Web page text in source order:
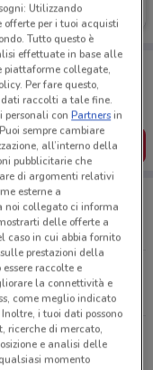
te!
negozi vicino a te,
comodamente
L’APP
Utilizzando
offerte per i tuoi acquisti
Tutto questo è
effettuate in base alle
collegate,
Per fare questo,
dati raccolti a tale fine.
personali conPartnersin
sempre cambiare
all’interno della
pubblicitarie che
di argomenti relativi
esterne a
noi collegato ci informa
delle offerte a
caso in cui abbia fornito
prestazioni della
raccolte e
la connettività e
come meglio indicato
i tuoi dati possono
ricerche di mercato,
e analisi delle
momento